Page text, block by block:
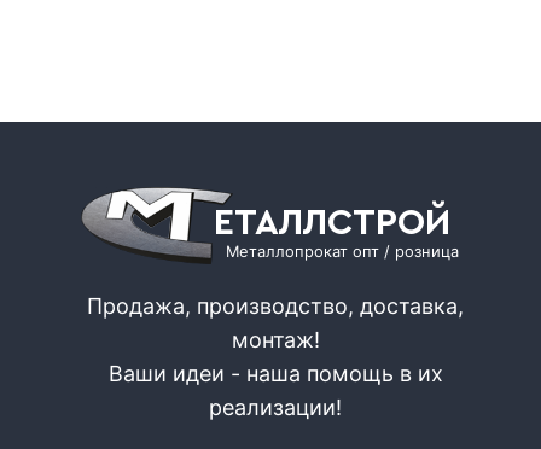
ЕТАЛЛСТРОЙ
Металлопрокат опт / розница
Продажа, производство, доставка,
монтаж!
Ваши идеи - наша помощь в их
реализации!